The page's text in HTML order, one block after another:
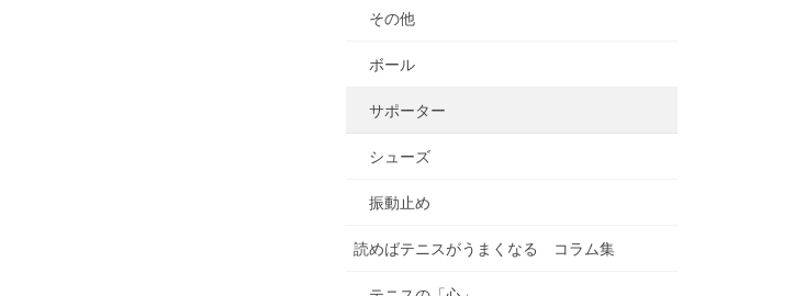
その他
ボール
サポーター
シューズ
振動止め
読めばテニスがうまくなる コラム集